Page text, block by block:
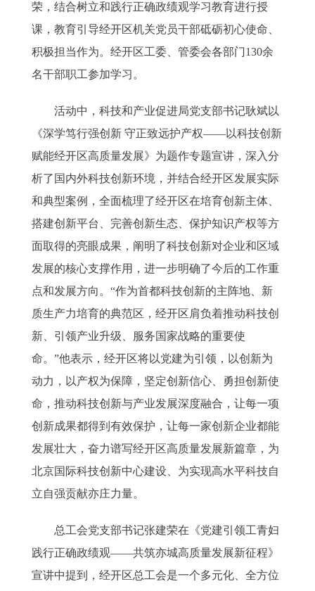
荣，结合树立和践行正确政绩观学习教育进行授
课，教育引导经开区机关党员干部砥砺初心使命、
积极担当作为。经开区工委、管委会各部门130余
名干部职工参加学习。
活动中，科技和产业促进局党支部书记耿斌以
《深学笃行强创新 守正致远护产权——以科技创新
赋能经开区高质量发展》为题作专题宣讲，深入分
析了国内外科技创新环境，并结合经开区发展实际
和典型案例，全面梳理了经开区在培育创新主体、
搭建创新平台、完善创新生态、保护知识产权等方
面取得的亮眼成果，阐明了科技创新对企业和区域
发展的核心支撑作用，进一步明确了今后的工作重
点和发展方向。“作为首都科技创新的主阵地、新
质生产力培育的典范区，经开区肩负着推动科技创
新、引领产业升级、服务国家战略的重要使
命。”他表示，经开区将以党建为引领，以创新为
动力，以产权为保障，坚定创新信心、勇担创新使
命，推动科技创新与产业发展深度融合，让每一项
创新成果都得到有效保护，让每一家创新企业都能
发展壮大，奋力谱写经开区高质量发展新篇章，为
北京国际科技创新中心建设、为实现高水平科技自
立自强贡献亦庄力量。
总工会党支部书记张建荣在《党建引领工青妇
践行正确政绩观——共筑亦城高质量发展新征程》
宣讲中提到，经开区总工会是一个多元化、全方位